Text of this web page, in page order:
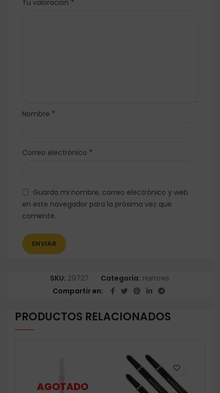
Tu valoración
Nombre *
Correo electrónico *
Guarda mi nombre, correo electrónico y web
en este navegador para la próxima vez que
comente.
SKU: 29727 Categoría: Harrows
Compartir en
PRODUCTOS RELACIONADOS